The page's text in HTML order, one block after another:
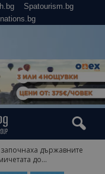
Spatourism.bg
държавните
до...